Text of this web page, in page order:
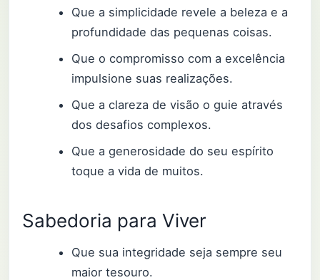
Que a simplicidade revele a beleza e a
profundidade das pequenas coisas.
Que o compromisso com a excelência
impulsione suas realizações.
Que a clareza de visão o guie através
dos desafios complexos.
Que a generosidade do seu espírito
toque a vida de muitos.
Sabedoria para Viver
Que sua integridade seja sempre seu
maior tesouro.